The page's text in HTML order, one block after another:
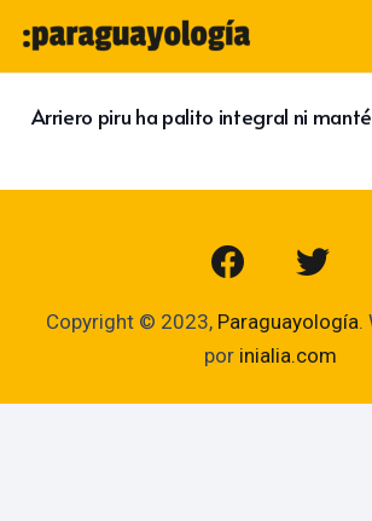
Arriero piru ha palito integral ni
Copyright © 2023, Paraguayología.
por inialia.com